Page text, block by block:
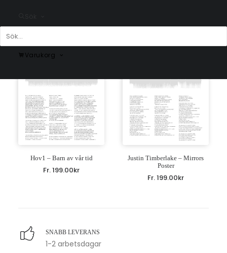
Varukorg
Hov1 – Barn av vår tid
Fr.199.00kr
Justin Timberlake – Mirrors
Poster
Fr.199.00kr
SNABB LEVERANS
1-2 arbetsdagar